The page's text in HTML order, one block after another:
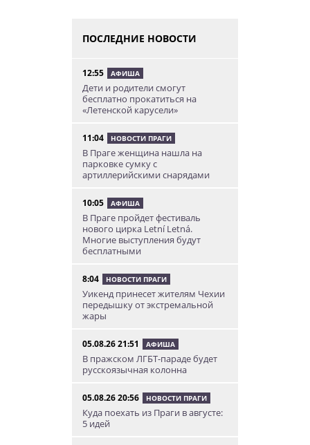
ПОСЛЕДНИЕ НОВОСТИ
12:55 АФИША
Дети и родители смогут
бесплатно прокатиться на
«Летенской карусели»
11:04 НОВОСТИ ПРАГИ
В Праге женщина нашла на
парковке сумку с
артиллерийскими снарядами
10:05 АФИША
В Праге пройдет фестиваль
нового цирка Letní Letná.
Многие выступления будут
бесплатными
8:04 НОВОСТИ ПРАГИ
Уикенд принесет жителям Чехии
передышку от экстремальной
жары
05.08.26 21:51 АФИША
В пражском ЛГБТ-параде будет
русскоязычная колонна
05.08.26 20:56 НОВОСТИ ПРАГИ
Куда поехать из Праги в августе:
5 идей